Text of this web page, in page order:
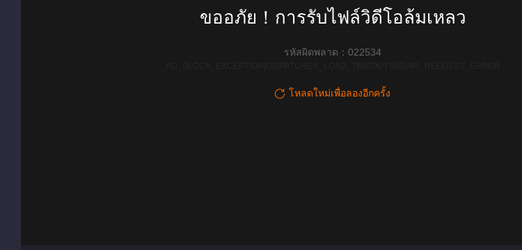
ขออภัย！การรับไฟล์วิดีโอล้มเหลว
รหัสผิดพลาด：022534
โหลดใหม่เพื่อลองอีกครั้ง